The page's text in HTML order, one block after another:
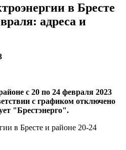
в Бресте
адреса и
с 20 по 24 февраля 2023
с графиком отключено
"Брестэнерго".